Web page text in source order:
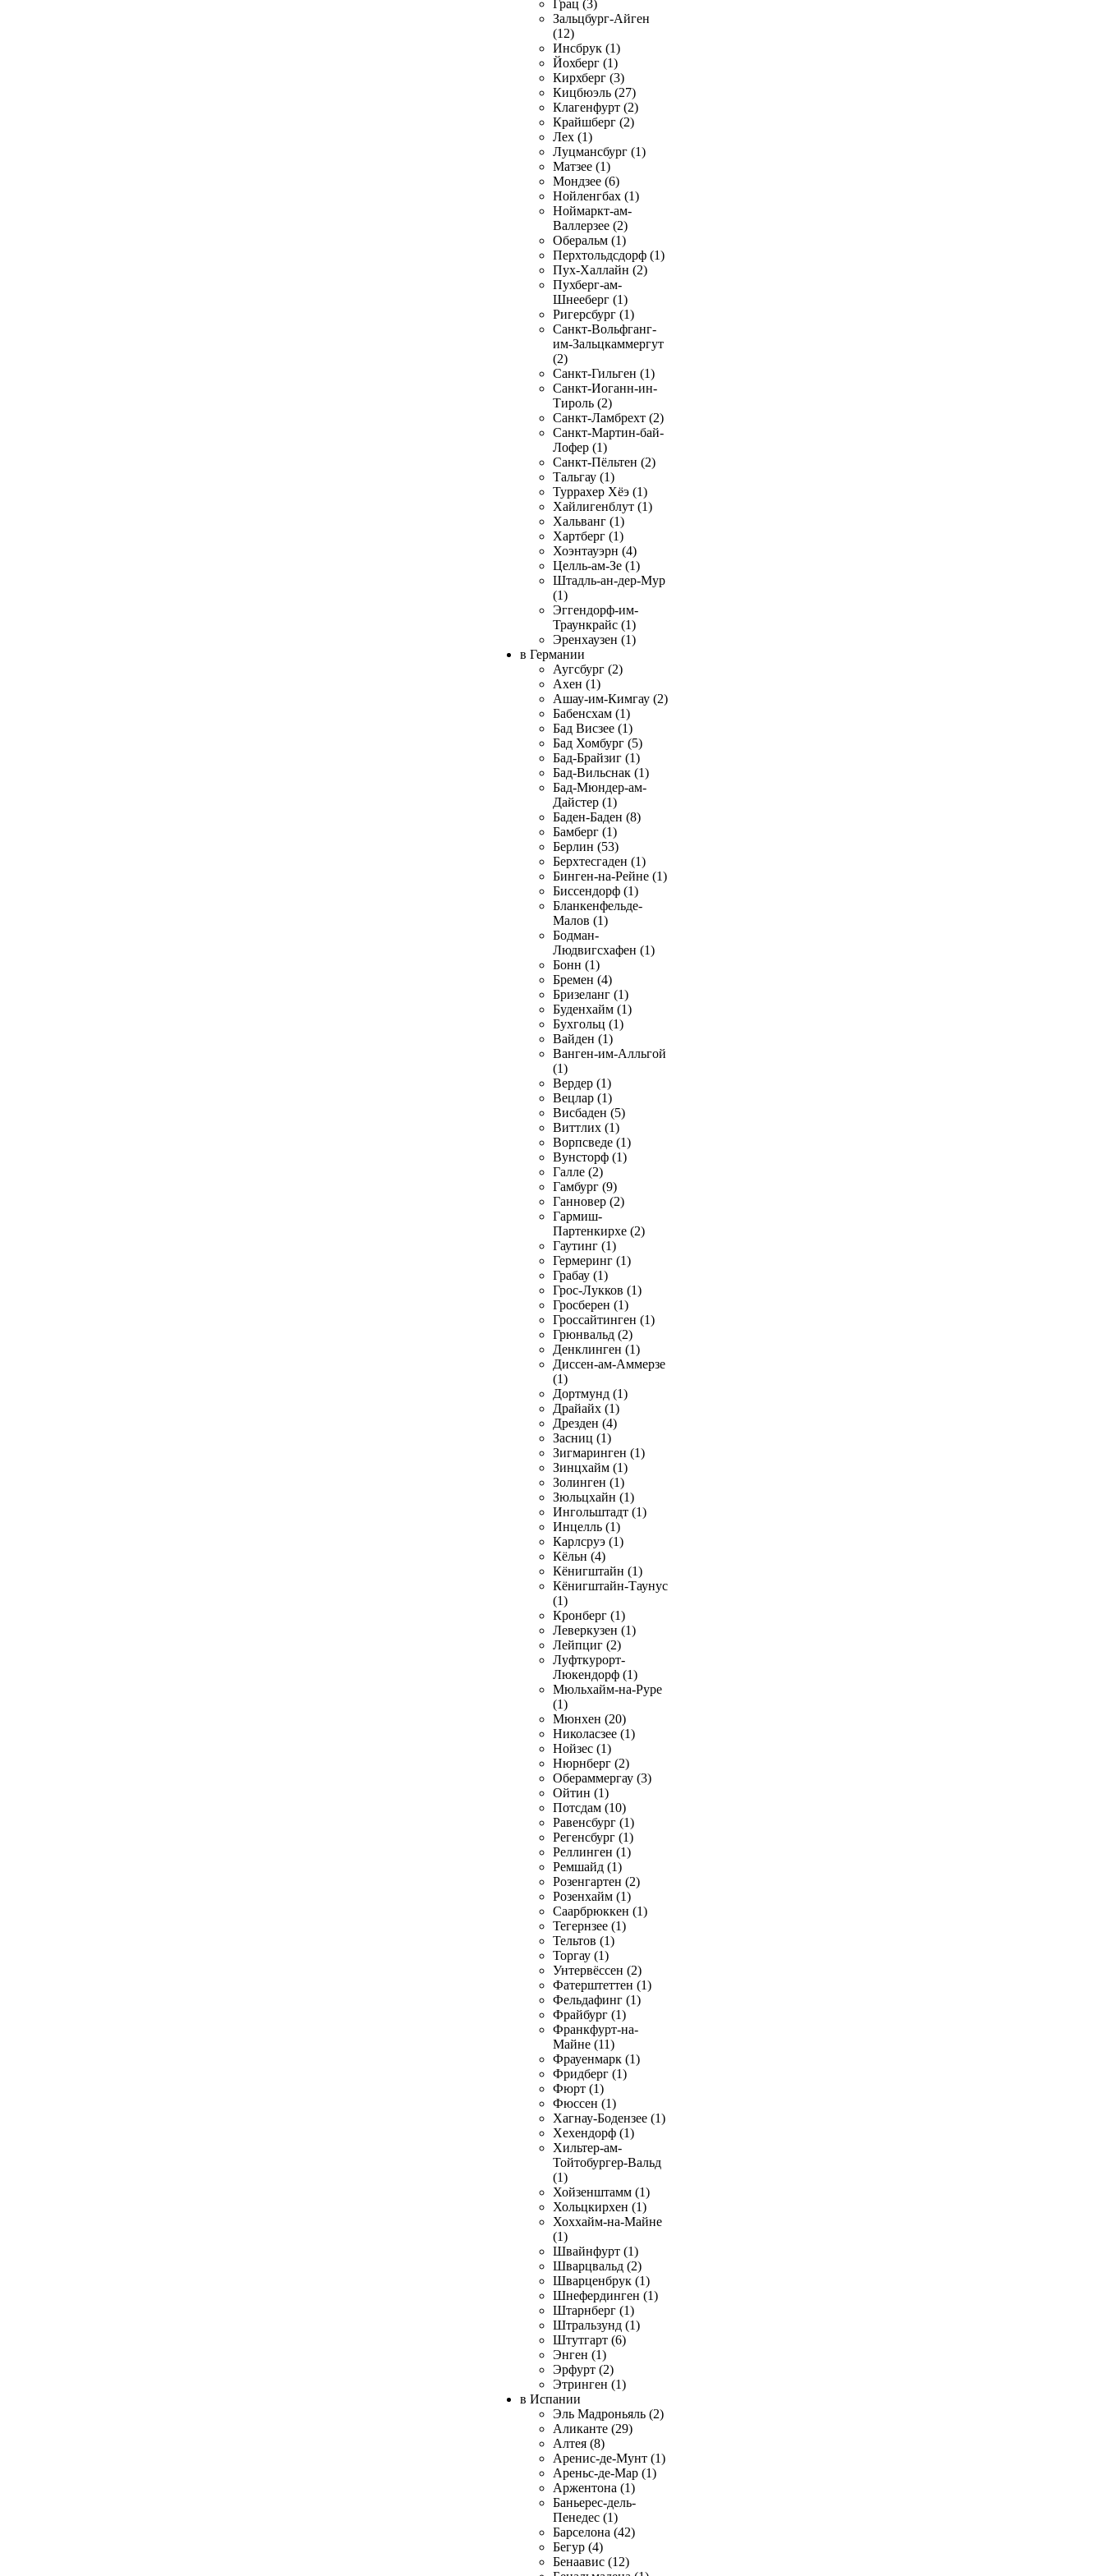
Грац (3)
Зальцбург-Айген
(12)
Инсбрук (1)
Йохберг (1)
Кирхберг (3)
Кицбюэль (27)
Клагенфурт (2)
Крайшберг (2)
Лех (1)
Луцмансбург (1)
Матзее (1)
Мондзее (6)
Нойленгбах (1)
Ноймаркт-ам-
Валлерзее (2)
Оберальм (1)
Перхтольдсдорф (1)
Пух-Халлайн (2)
Пухберг-ам-
Шнееберг (1)
Ригерсбург (1)
Санкт-Вольфганг-
им-Зальцкаммергут
(2)
Санкт-Гильген (1)
Санкт-Иоганн-ин-
Тироль (2)
Санкт-Ламбрехт (2)
Санкт-Мартин-бай-
Лофер (1)
Санкт-Пёльтен (2)
Тальгау (1)
Туррахер Хёэ (1)
Хайлигенблут (1)
Хальванг (1)
Хартберг (1)
Хоэнтауэрн (4)
Целль-ам-Зе (1)
Штадль-ан-дер-Мур
(1)
Эггендорф-им-
Траункрайс (1)
Эренхаузен (1)
в Германии
Аугсбург (2)
Ахен (1)
Ашау-им-Кимгау (2)
Бабенсхам (1)
Бад Висзее (1)
Бад Хомбург (5)
Бад-Брайзиг (1)
Бад-Вильснак (1)
Бад-Мюндер-ам-
Дайстер (1)
Баден-Баден (8)
Бамберг (1)
Берлин (53)
Берхтесгаден (1)
Бинген-на-Рейне (1)
Биссендорф (1)
Бланкенфельде-
Малов (1)
Бодман-
Людвигсхафен (1)
Бонн (1)
Бремен (4)
Бризеланг (1)
Буденхайм (1)
Бухгольц (1)
Вайден (1)
Ванген-им-Алльгой
(1)
Вердер (1)
Вецлар (1)
Висбаден (5)
Виттлих (1)
Ворпсведе (1)
Вунсторф (1)
Галле (2)
Гамбург (9)
Ганновер (2)
Гармиш-
Партенкирхе (2)
Гаутинг (1)
Гермеринг (1)
Грабау (1)
Грос-Лукков (1)
Гросберен (1)
Гроссайтинген (1)
Грюнвальд (2)
Денклинген (1)
Диссен-ам-Аммерзе
(1)
Дортмунд (1)
Драйайх (1)
Дрезден (4)
Засниц (1)
Зигмаринген (1)
Зинцхайм (1)
Золинген (1)
Зюльцхайн (1)
Ингольштадт (1)
Инцелль (1)
Карлсруэ (1)
Кёльн (4)
Кёнигштайн (1)
Кёнигштайн-Таунус
(1)
Кронберг (1)
Леверкузен (1)
Лейпциг (2)
Луфткурорт-
Люкендорф (1)
Мюльхайм-на-Руре
(1)
Мюнхен (20)
Николасзее (1)
Нойзес (1)
Нюрнберг (2)
Обераммергау (3)
Ойтин (1)
Потсдам (10)
Равенсбург (1)
Регенсбург (1)
Реллинген (1)
Ремшайд (1)
Розенгартен (2)
Розенхайм (1)
Саарбрюккен (1)
Тегернзее (1)
Тельтов (1)
Торгау (1)
Унтервёссен (2)
Фатерштеттен (1)
Фельдафинг (1)
Фрайбург (1)
Франкфурт-на-
Майне (11)
Фрауенмарк (1)
Фридберг (1)
Фюрт (1)
Фюссен (1)
Хагнау-Бодензее (1)
Хехендорф (1)
Хильтер-ам-
Тойтобургер-Вальд
(1)
Хойзенштамм (1)
Хольцкирхен (1)
Хоххайм-на-Майне
(1)
Швайнфурт (1)
Шварцвальд (2)
Шварценбрук (1)
Шнефердинген (1)
Штарнберг (1)
Штральзунд (1)
Штутгарт (6)
Энген (1)
Эрфурт (2)
Этринген (1)
в Испании
Эль Мадроньяль (2)
Аликанте (29)
Алтея (8)
Аренис-де-Мунт (1)
Ареньс-де-Мар (1)
Аржентона (1)
Баньерес-дель-
Пенедес (1)
Барселона (42)
Бегур (4)
Бенаавис (12)